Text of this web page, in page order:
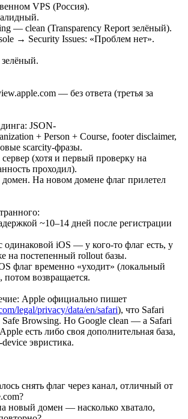
VPS (Россия).
— clean (Transparency Report зелёный).
→ Security Issues: «Проблем нет».
зелёный.
— без ответа (третья за
JSON-
+ Person + Course, footer disclaimer,
scarcity-фразы.
(хотя и первый проверку на
проходил).
домен. На новом домене флаг прилетел
~10–14 дней после регистрации
одинаковой iOS — у кого-то флаг есть, у
на постепенный rollout базы.
флаг временно «уходит» (локальный
потом возвращается.
Apple официально пишет
legal/privacy/data/en/safari), что Safari
Safe Browsing. Но Google clean — а Safari
есть либо своя дополнительная база,
эвристика.
снять флаг через канал, отличный от
новый домен — насколько хватало,